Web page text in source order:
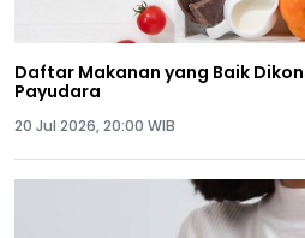
Daftar Makanan yang Baik
Payudara
20 Jul 2026, 20:00 WIB